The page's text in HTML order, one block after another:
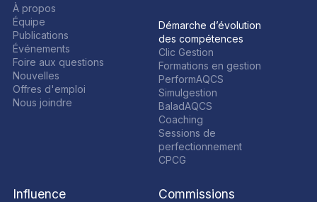
À propos
Équipe
Publications
Événements
Foire aux questions
Nouvelles
Offres d'emploi
Nous joindre
Démarche d’évolution
des compétences
Clic Gestion
Formations en gestion
PerformAQCS
Simulgestion
BaladAQCS
Coaching
Sessions de
perfectionnement
CPCG
Influence
Commissions